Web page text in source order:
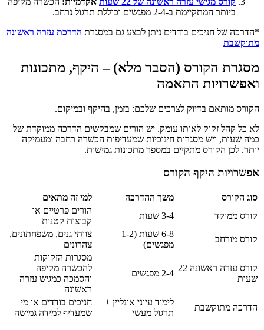
ביותר המתקיימת ב-2-4 מפגשים וכוללת תרגול נרחב.
*הדרכה של חניכים בודדים ניתן לבצע גם במסגרת הדרכת עזרה ראשונה
מתוקשבת
מסגרת הקורס (הסבר מלא) – היקף, מתכונות
ואפשרויות התאמה
הקורס מותאם בדיוק לצרכים שלכם: בזמן, בהיקף ובמיקום.
לא כל קהל זקוק לאותו עומק. יש הורים שמבקשים הדרכה ממוקדת של
כמה שעות, ויש מסגרות חינוכיות שמעדיפות הכשרה רחבה ומעמיקה
יותר. לכן הקורס מתקיים במספר מתכונות גמישות.
אפשרויות היקף הקורס
סוג הקורס משך ההדרכה
למי זה מתאים
קורס ממוקד
3-4 שעות
הורים פרטיים או
קבוצות קטנות
קורס מורחב
6-8 שעות (1-2
מפגשים)
צוותי גנים, משפחתונים,
צהרונים
קורס עזרה ראשונה 22
שעות
2-4 מפגשים
מסגרות הזקוקות
להכשרה מקיפה
והסמכה כמגיש עזרה
ראשונה
הדרכה מתוקשבת
לימוד עיוני אונליין +
תרגול מעשי
חניכים בודדים או מי
שמעדיף למידה גמישה